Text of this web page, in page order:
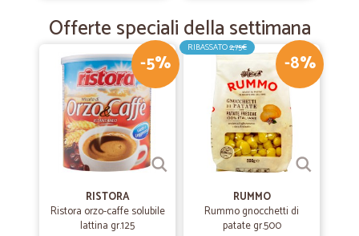
Offerte speciali della settimana
-5%
RISTORA
Ristora orzo-caffe solubile
lattina gr.125
-8%
RIBASSATO2,75€
RUMMO
Rummo gnocchetti di
patate gr.500